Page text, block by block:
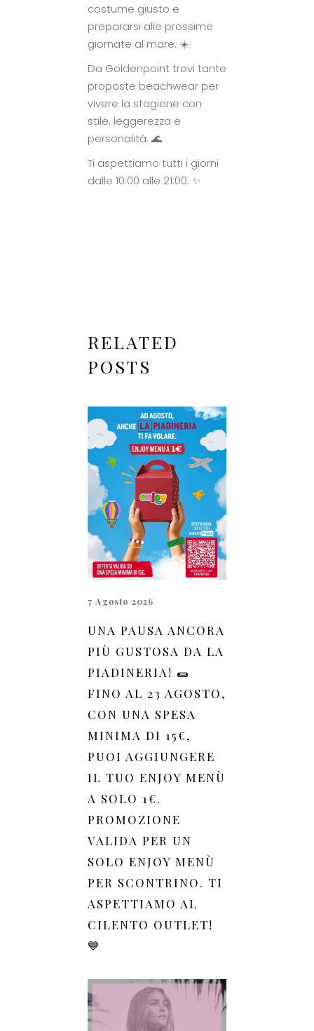
costume giusto e
prepararsi alle prossime
giornate al mare. ☀️
Da Goldenpoint trovi tante
proposte beachwear per
vivere la stagione con
stile, leggerezza e
personalità. 🌊
Ti aspettiamo tutti i giorni
dalle 10:00 alle 21:00. ✨
RELATED
POSTS
7 Agosto 2026
UNA PAUSA ANCORA
PIÙ GUSTOSA DA LA
PIADINERIA! 🌯
FINO AL 23 AGOSTO,
CON UNA SPESA
MINIMA DI 15€,
PUOI AGGIUNGERE
IL TUO ENJOY MENÙ
A SOLO 1€.
PROMOZIONE
VALIDA PER UN
SOLO ENJOY MENÙ
PER SCONTRINO. TI
ASPETTIAMO AL
CILENTO OUTLET!
💙